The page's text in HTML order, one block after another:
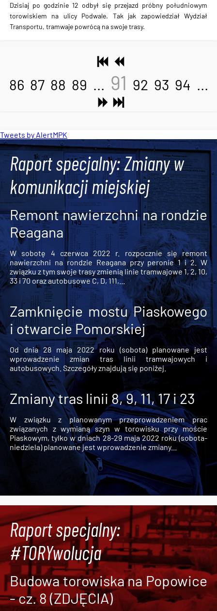
Dzisiaj po godzinie 12 odbył się przejazd próbny południowym
torowiskiem na ulicy Podwale. Tak jak zapowiedział Wydział
Transportu, tramwaje powrócą na swoje trasy.
86 87 88 89 ... 91 92 93 94 ...
Tweets by AlertMPK
Raport specjalny: Zmiany w
komunikacji miejskiej
Remont nawierzchni na rondzie
Reagana
W sobotę 4 czerwca 2022 r. rozpocznie się remont
nawierzchni na rondzie Reagana przy peronie 1 i 2. W
związku z tym swoje trasy zmienią linie tramwajowe 1, 2, 10,
33 i 70 oraz autobusowe C, D, 111,...
Zamknięcie mostu Piaskowego
i otwarcie Pomorskiej
Od dnia 28 maja 2022 roku (sobota) planowane jest
wprowadzenie zmian tras linii tramwajowych i
autobusowych. Szczegóły znajdują się poniżej.
Zmiany tras linii 8, 9, 11, 17 i 23
W związku z planowanym przeprowadzeniem prac
związanych z wymianą szyn w torowisku przy moście
Piaskowym, tylko w dniach 28-29 maja 2022 roku (sobota-
niedziela) planowane jest wprowadzenie zmiany...
Raport specjalny:
#TORYwolucja
Budowa torowiska na Popowice
- cz. 8 (ZDJĘCIA)